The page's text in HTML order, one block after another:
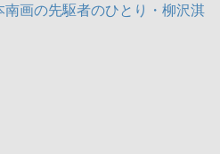
南画の先駆者のひとり・柳沢淇